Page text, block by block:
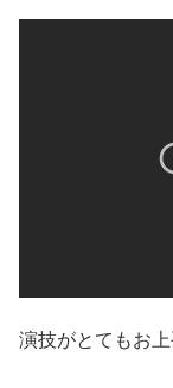
演技がとてもお上